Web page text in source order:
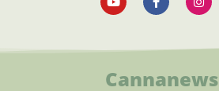
Cannanews